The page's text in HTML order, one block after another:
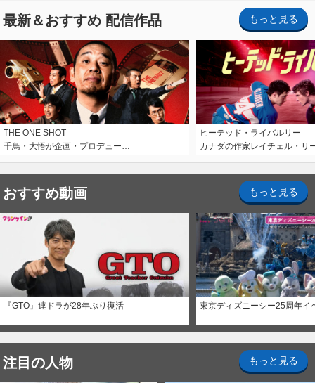
最新＆おすすめ 配信作品 もっと見る
THE ONE SHOT
千鳥・大悟が企画・プロデュー…
ヒーテッド・ライバルリー
カナダの作家レイチェル・リ
おすすめ動画 もっと見る
『GTO』連ドラが28年ぶり復活 東京ディズニーシー25周年イ
注目の人物 もっと見る